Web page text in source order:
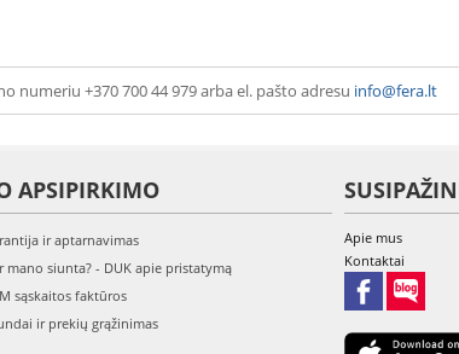
numeriu +370 700 44 979 arba el. pašto adresu info@fera.lt
APSIPIRKIMO
ir aptarnavimas
mano siunta? - DUK apie pristatymą
sąskaitos faktūros
ir prekių grąžinimas
Apie mus
Kontaktai